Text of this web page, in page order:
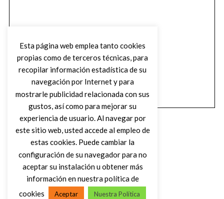
Esta página web emplea tanto cookies
propias como de terceros técnicas, para
recopilar información estadística de su
navegación por Internet y para
mostrarle publicidad relacionada con sus
gustos, así como para mejorar su
experiencia de usuario. Al navegar por
este sitio web, usted accede al empleo de
estas cookies. Puede cambiar la
configuración de su navegador para no
aceptar su instalación u obtener más
información en nuestra política de
cookies
Aceptar Nuestra Política